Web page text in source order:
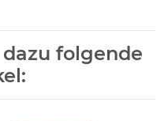
folgende